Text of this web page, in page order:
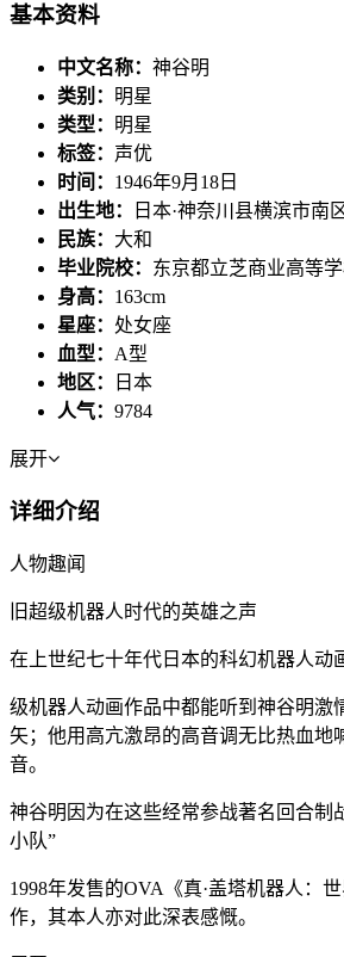
基本资料
中文名称： 神谷明
类别： 明星
类型： 明星
标签： 声优
时间： 1946年9月18日
出生地：
日本·神奈川县横滨市南
民族： 大和
毕业院校： 东京都立芝商业高等
身高： 163cm
星座： 处女座
血型： A型
地区：
日本
人气： 9784
展开
详细介绍
人物趣闻
旧超级机器人时代的英雄之声
在上世纪七十年代日本的科幻机器人动
级机器人动画作品中都能听到神谷明
矢；他用高亢激昂的高音调无比热血
音。
神谷明因为在这些经常参战著名回合制
小队”
1998年发售的OVA《真·盖塔机器人：
作，其本人亦对此深表感慨。